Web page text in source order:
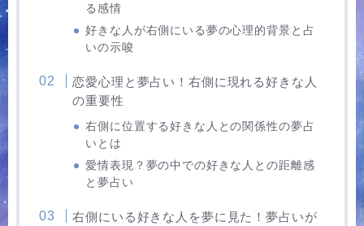
る感情
好きな人が右側にいる夢の心理的背景と占
いの示唆
恋愛心理と夢占い！右側に現れる好きな人
の重要性
右側に位置する好きな人との関係性の夢占
いとは
愛情表現？夢の中での好きな人との距離感
と夢占い
右側にいる好きな人を夢に見た！夢占いが